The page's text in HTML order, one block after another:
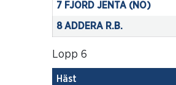
7 FJORD JENTA (NO)
8 ADDERA R.B.
Lopp 6
Häst